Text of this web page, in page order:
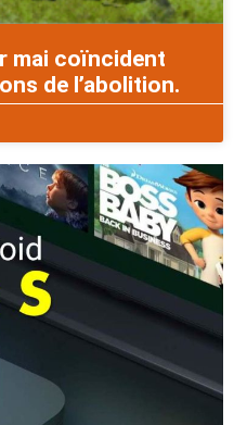
mai coïncident
de l’abolition.